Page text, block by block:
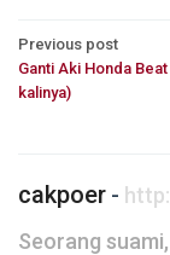
Post
navigation
Previous post
Ganti Aki Honda
kalinya)
cakpoer -
Seorang